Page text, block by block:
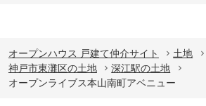
オープンハウス 戸建て仲介サイト 土地
神戸市東灘区の土地
深江駅の土地
オープンライブス本山南町アベニュー